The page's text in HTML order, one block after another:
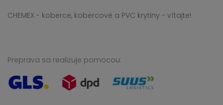
CHEMEX - koberce, kobercové a PVC krytiny - vítajte!
Preprava sa realizuje pomocou: